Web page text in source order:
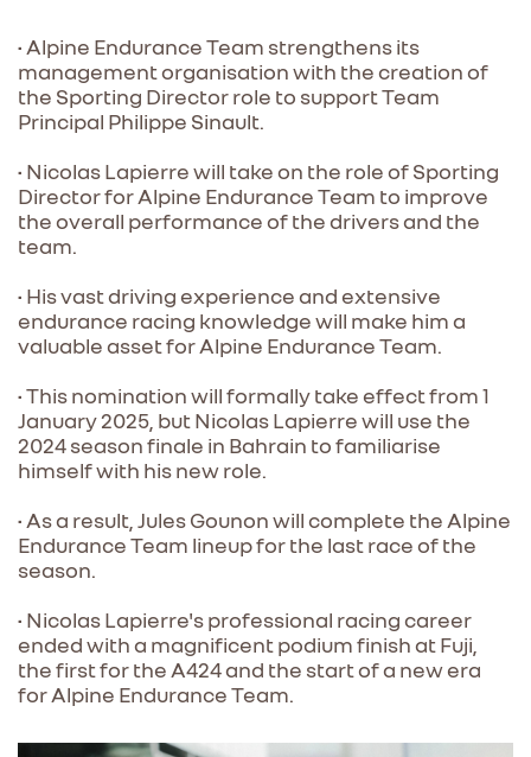
• Alpine Endurance Team strengthens its
management organisation with the creation of
the Sporting Director role to support Team
Principal Philippe Sinault.
• Nicolas Lapierre will take on the role of Sporting
Director for Alpine Endurance Team to improve
the overall performance of the drivers and the
team.
• His vast driving experience and extensive
endurance racing knowledge will make him a
valuable asset for Alpine Endurance Team.
• This nomination will formally take effect from 1
January 2025, but Nicolas Lapierre will use the
2024 season finale in Bahrain to familiarise
himself with his new role.
• As a result, Jules Gounon will complete the Alpine
Endurance Team lineup for the last race of the
season.
• Nicolas Lapierre's professional racing career
ended with a magnificent podium finish at Fuji,
the first for the A424 and the start of a new era
for Alpine Endurance Team.